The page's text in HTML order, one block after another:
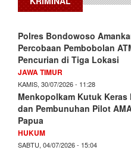
Polres Bondowoso
Percobaan Pembobolan
Pencurian di Tiga Lokasi
JAWA TIMUR
KAMIS, 30/07/2026 - 11:28
Menkopolkam Kutuk Keras
dan Pembunuhan Pilot
Papua
HUKUM
SABTU, 04/07/2026 - 15:04